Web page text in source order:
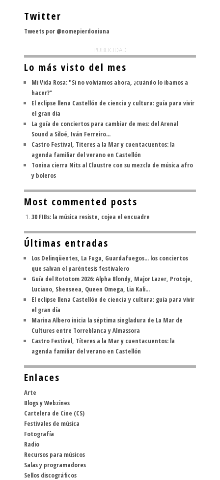
Twitter
Tweets por @nomepierdoniuna
PUBLICIDAD
Lo más visto del mes
Mi Vida Rosa: "Si no volvíamos ahora, ¿cuándo lo íbamos a
hacer?"
El eclipse llena Castellón de ciencia y cultura: guía para vivir
el gran día
La guía de conciertos para cambiar de mes: del Arenal
Sound a Siloé, Iván Ferreiro...
Castro Festival, Títeres a la Mar y cuentacuentos: la
agenda familiar del verano en Castellón
Tonina cierra Nits al Claustre con su mezcla de música afro
y boleros
Most commented posts
30 FIBs: la música resiste, cojea el encuadre
Últimas entradas
Los Delinqüentes, La Fuga, Guardafuegos... los conciertos
que salvan el paréntesis festivalero
Guía del Rototom 2026: Alpha Blondy, Major Lazer, Protoje,
Luciano, Shenseea, Queen Omega, Lia Kali...
El eclipse llena Castellón de ciencia y cultura: guía para vivir
el gran día
Marina Albero inicia la séptima singladura de La Mar de
Cultures entre Torreblanca y Almassora
Castro Festival, Títeres a la Mar y cuentacuentos: la
agenda familiar del verano en Castellón
Enlaces
Arte
Blogs y Webzines
Cartelera de Cine (CS)
Festivales de música
Fotografía
Radio
Recursos para músicos
Salas y programadores
Sellos discográficos